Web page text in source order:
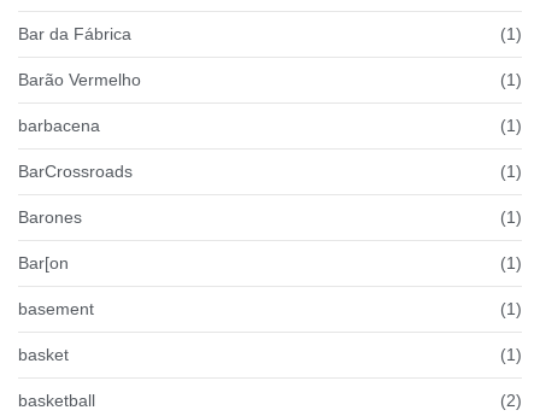
Bar da Fábrica (1)
Barão Vermelho (1)
barbacena (1)
BarCrossroads (1)
Barones (1)
Bar[on (1)
basement (1)
basket (1)
basketball (2)